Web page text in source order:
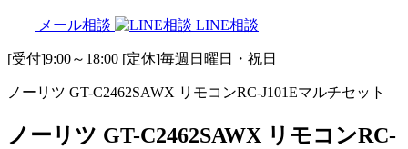
メール相談 LINE相談
[受付]9:00～18:00 [定休]毎週日曜日・祝日
ノーリツ GT-C2462SAWX リモコンRC-J101Eマルチセット
ノーリツ GT-C2462SAWX リモコンRC-